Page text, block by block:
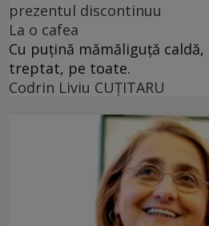
prezentul discontinuu
La o cafea
Cu puţină mămăliguţă
treptat, pe toate.
Codrin Liviu CUŢITARU